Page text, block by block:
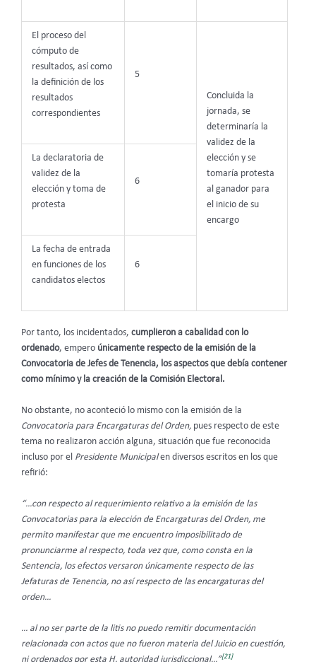
El proceso del
cómputo de
resultados, así como
la definición de los
resultados
correspondientes
5
Concluida la
jornada, se
determinaría la
validez de la
elección y se
tomaría protesta
al ganador para
el inicio de su
encargo
La declaratoria de
validez de la
elección y toma de
protesta
6
La fecha de entrada
en funciones de los
candidatos electos
6
Por tanto, los incidentados, cumplieron a cabalidad con lo
ordenado, empero únicamente respecto de la emisión de la
Convocatoria de Jefes de Tenencia, los aspectos que debía contener
como mínimo y la creación de la Comisión Electoral.
No obstante, no aconteció lo mismo con la emisión de la
Convocatoria para Encargaturas del Orden, pues respecto de este
tema no realizaron acción alguna, situación que fue reconocida
incluso por el Presidente Municipalen diversos escritos en los que
refirió:
“…con respecto al requerimiento relativo a la emisión de las
Convocatorias para la elección de Encargaturas del Orden, me
permito manifestar que me encuentro imposibilitado de
pronunciarme al respecto, toda vez que, como consta en la
Sentencia, los efectos versaron únicamente respecto de las
Jefaturas de Tenencia, no así respecto de las encargaturas del
orden…
… al no ser parte de la litis no puedo remitir documentación
relacionada con actos que no fueron materia del Juicio en cuestión,
ni ordenados por esta H. autoridad jurisdiccional…”[21]